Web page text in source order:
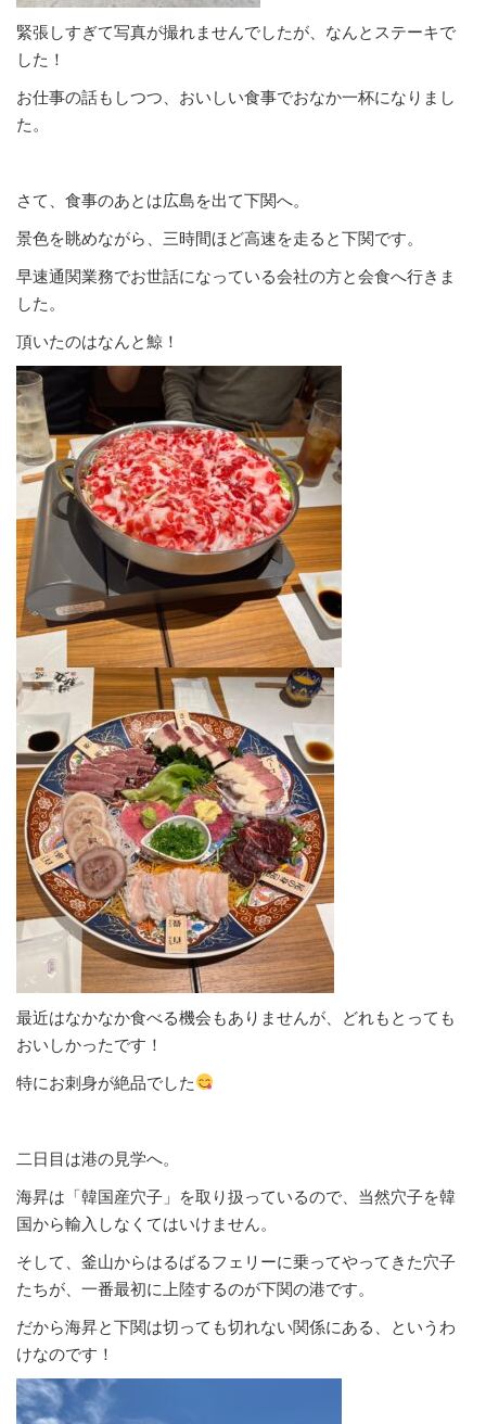
緊張しすぎて写真が撮れませんでしたが、なんとステーキで
した！
お仕事の話もしつつ、おいしい食事でおなか一杯になりまし
た。
さて、食事のあとは広島を出て下関へ。
景色を眺めながら、三時間ほど高速を走ると下関です。
早速通関業務でお世話になっている会社の方と会食へ行きま
した。
頂いたのはなんと鯨！
最近はなかなか食べる機会もありませんが、どれもとっても
おいしかったです！
特にお刺身が絶品でした
二日目は港の見学へ。
海昇は「韓国産穴子」を取り扱っているので、当然穴子を韓
国から輸入しなくてはいけません。
そして、釜山からはるばるフェリーに乗ってやってきた穴子
たちが、一番最初に上陸するのが下関の港です。
だから海昇と下関は切っても切れない関係にある、というわ
けなのです！